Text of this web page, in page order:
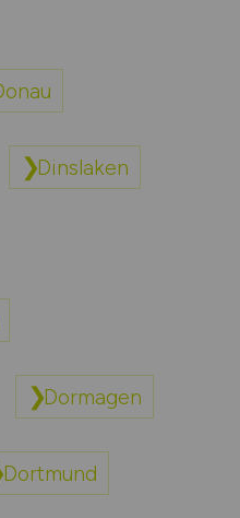
Dinslaken
Dormagen
Dortmund